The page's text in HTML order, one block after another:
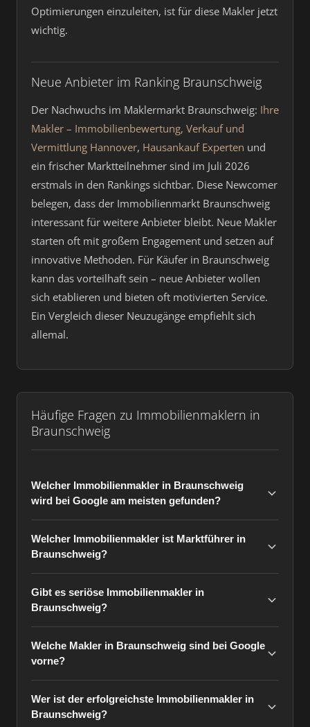
Optimierungen einzuleiten, ist für diese Makler jetzt
wichtig.
Neue Anbieter im Ranking Braunschweig
Der Nachwuchs im Maklermarkt Braunschweig: Ihre
Makler – Immobilienbewertung, Verkauf und
Vermittlung Hannover, Hausankauf Experten und
ein frischer Marktteilnehmer sind im Juli 2026
erstmals in den Rankings sichtbar. Diese Newcomer
belegen, dass der Immobilienmarkt Braunschweig
interessant für weitere Anbieter bleibt. Neue Makler
starten oft mit großem Engagement und setzen auf
innovative Methoden. Für Käufer in Braunschweig
kann das vorteilhaft sein – neue Anbieter wollen
sich etablieren und bieten oft motivierten Service.
Ein Vergleich dieser Neuzugänge empfiehlt sich
allemal.
Häufige Fragen zu Immobilienmaklern in
Braunschweig
Welcher Immobilienmakler in Braunschweig
wird bei Google am meisten gefunden?
Welcher Immobilienmakler ist Marktführer in
Braunschweig?
Gibt es seriöse Immobilienmakler in
Braunschweig?
Welche Makler in Braunschweig sind bei Google
vorne?
Wer ist der erfolgreichste Immobilienmakler in
Braunschweig?